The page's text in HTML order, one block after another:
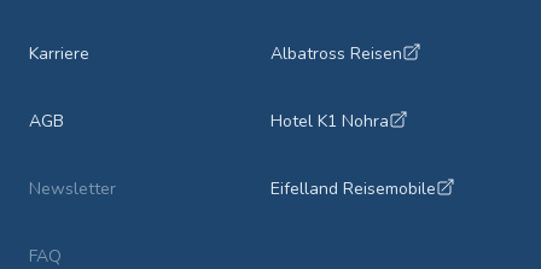
Karriere
AGB
Newsletter
FAQ
Albatross Reisen
Hotel K1 Nohra
Eifelland Reisemobile